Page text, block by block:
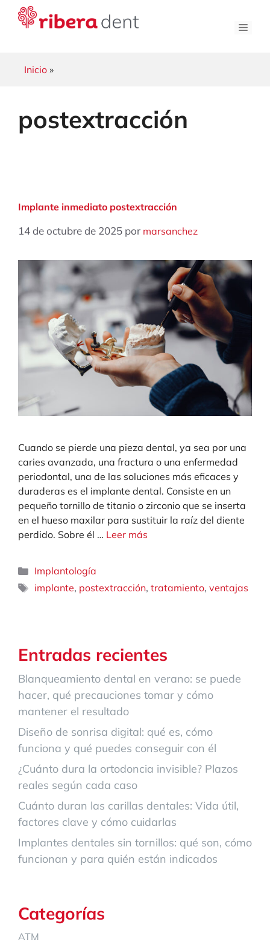
Saltar
Inicio »
postextracción
Implante inmediato postextracción
14 de octubre de 2025 por marsanchez
Cuando se pierde una pieza dental, ya sea por una
caries avanzada, una fractura o una enfermedad
periodontal, una de las soluciones más eficaces y
duraderas es el implante dental. Consiste en un
pequeño tornillo de titanio o zirconio que se inserta
en el hueso maxilar para sustituir la raíz del diente
perdido. Sobre él … Leer más
Categorías
Implantología
Etiquetas
implante, postextracción,tratamiento,ventajas
Entradas recientes
Blanqueamiento dental en verano: se puede
hacer, qué precauciones tomar y cómo
mantener el resultado
Diseño de sonrisa digital: qué es, cómo
funciona y qué puedes conseguir con él
¿Cuánto dura la ortodoncia invisible? Plazos
reales según cada caso
Cuánto duran las carillas dentales: Vida útil,
factores clave y cómo cuidarlas
Implantes dentales sin tornillos: qué son, cómo
funcionan y para quién están indicados
Categorías
ATM